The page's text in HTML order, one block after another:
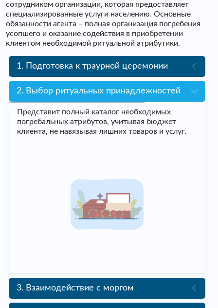
сотрудником организации, которая предоставляет
специализированные услуги населению. Основные
обязанности агента – полная организация погребения
усопшего и оказание содействия в приобретении
клиентом необходимой ритуальной атрибутики.
1. Подготовка к траурной церемонии
2. Выбор ритуальных принадлежностей
Представит полный каталог необходимых
погребальных атрибутов, учитывая бюджет
клиента, не навязывая лишних товаров и услуг.
3. Взаимодействие с моргом